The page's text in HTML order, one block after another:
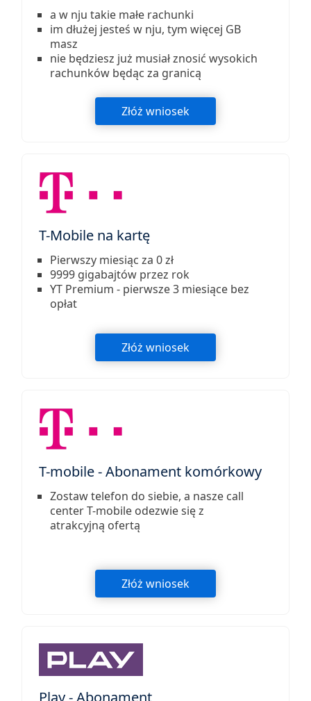
a w nju takie małe rachunki
im dłużej jesteś w nju, tym więcej GB
masz
nie będziesz już musiał znosić wysokich
rachunków będąc za granicą
Złóż wniosek
T-Mobile na kartę
Pierwszy miesiąc za 0 zł
9999 gigabajtów przez rok
YT Premium - pierwsze 3 miesiące bez
opłat
Złóż wniosek
T-mobile - Abonament komórkowy
Zostaw telefon do siebie, a nasze call
center T-mobile odezwie się z
atrakcyjną ofertą
Złóż wniosek
Play - Abonament